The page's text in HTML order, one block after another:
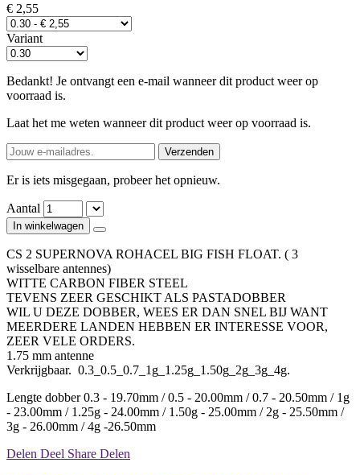
€ 2,55
Variant
Bedankt! Je ontvangt een e-mail wanneer dit product weer op
voorraad is.
Laat het me weten wanneer dit product weer op voorraad is.
Verzenden
Er is iets misgegaan, probeer het opnieuw.
Aantal
In winkelwagen
CS 2 SUPERNOVA ROHACEL BIG FISH FLOAT. ( 3
wisselbare antennes)
WITTE CARBON FIBER STEEL
TEVENS ZEER GESCHIKT ALS PASTADOBBER
WIL U DEZE DOBBER, WEES ER DAN SNEL BIJ WANT
MEERDERE LANDEN HEBBEN ER INTERESSE VOOR,
ZEER VELE ORDERS.
1.75 mm antenne
Verkrijgbaar. 0.3_0.5_0.7_1g_1.25g_1.50g_2g_3g_4g.
Lengte dobber 0.3 - 19.70mm / 0.5 - 20.00mm / 0.7 - 20.50mm / 1g
- 23.00mm / 1.25g - 24.00mm / 1.50g - 25.00mm / 2g - 25.50mm /
3g - 26.00mm / 4g -26.50mm
Delen Deel Share Delen